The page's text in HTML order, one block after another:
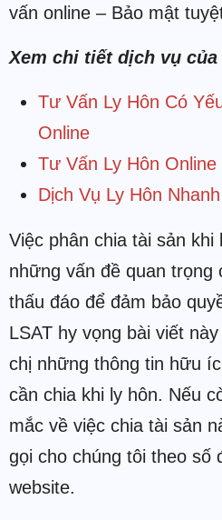
vấn online – Bảo mật
Xem chi tiết dịch vụ
Tư Vấn Ly Hôn Có
Online
Tư Vấn Ly Hôn Online
Dịch Vụ Ly Hôn Nhanh
Việc phân chia tài sản khi
những vấn đề quan trọng
thấu đáo để đảm bảo
LSAT hy vọng bài viết
chị những thông tin hữu
cần chia khi ly hôn. Nếu
mắc về việc chia tài sản
gọi cho chúng tôi theo số
website.